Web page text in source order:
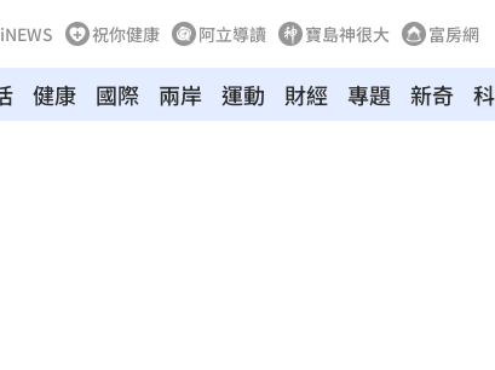
iNEWS 祝你健康 阿立導讀 寶島神很大 富房網
健康 國際 兩岸 運動 財經 專題 新奇